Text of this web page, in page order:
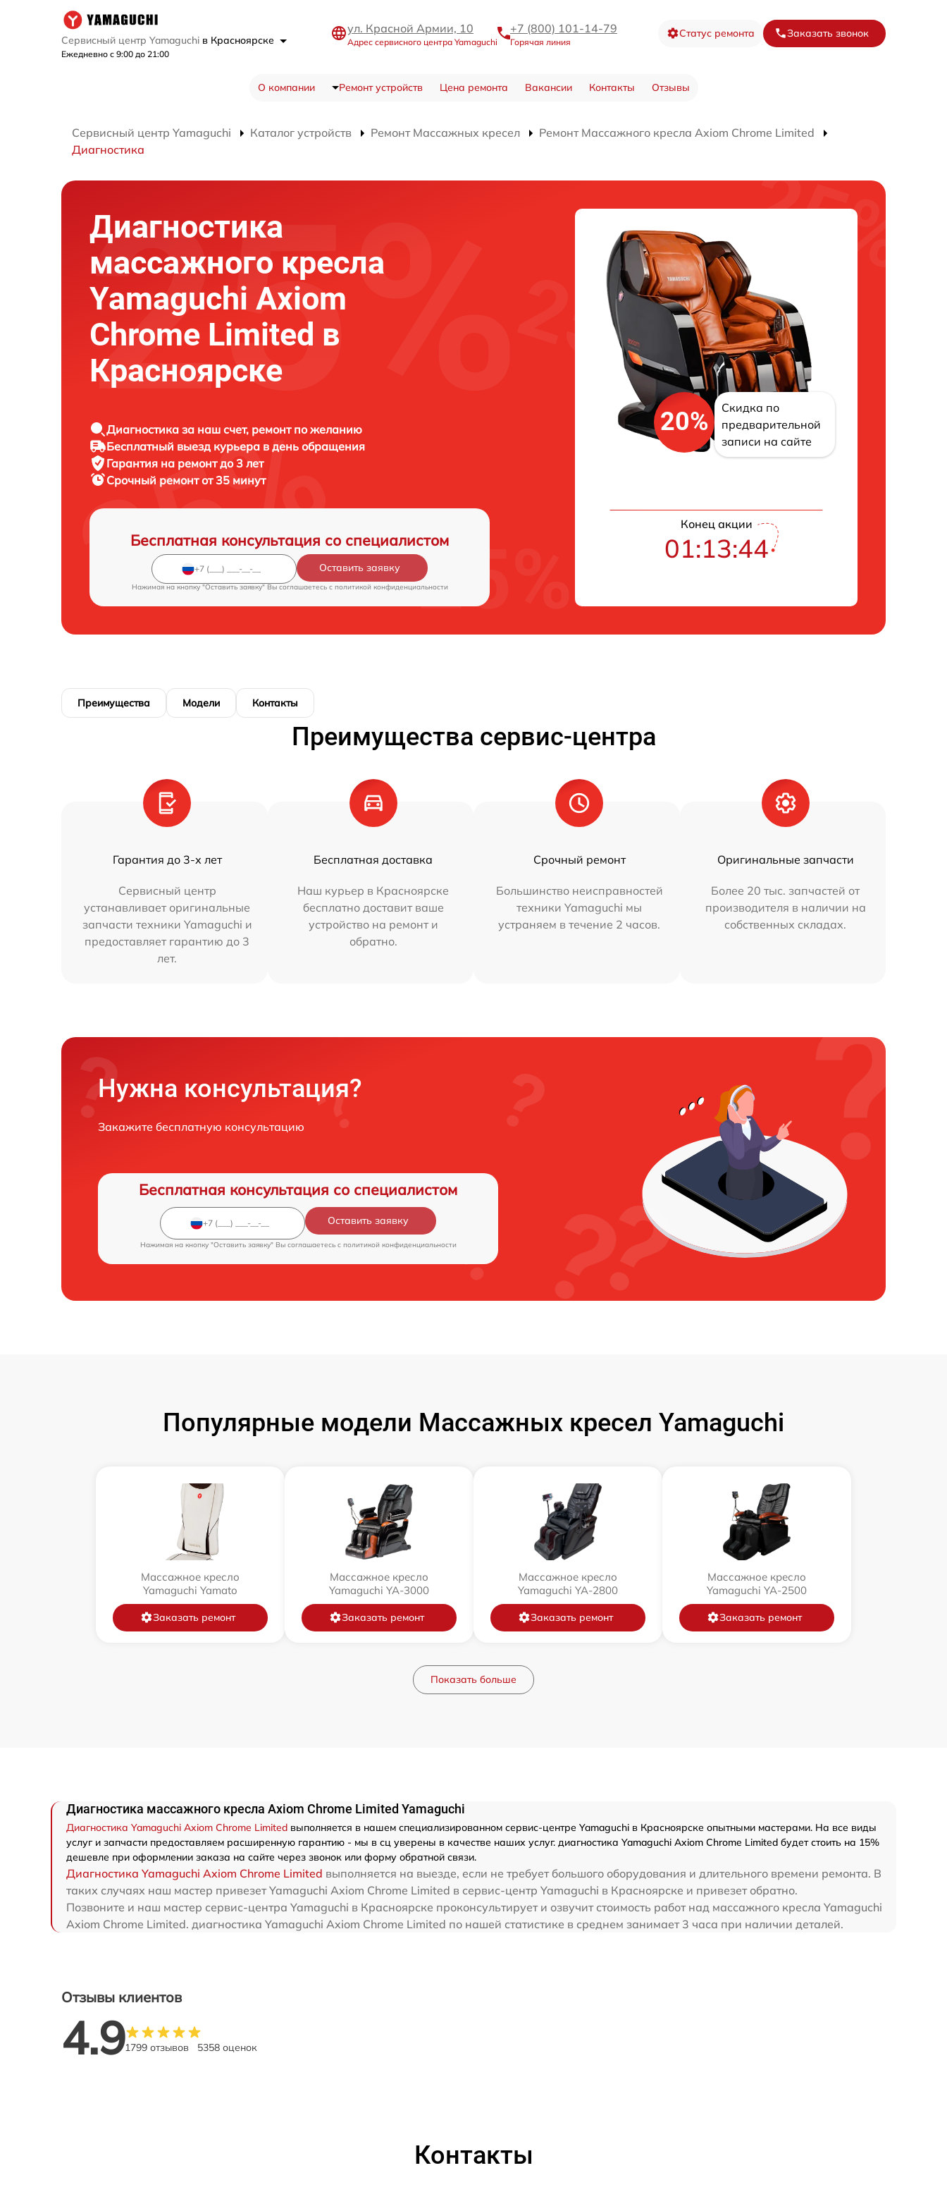
Сервисный центр Yamaguchi в Красноярске
Ежедневно с 9:00 до 21:00
ул. Красной Армии, 10
Адрес сервисного центра Yamaguchi
+7 (800) 101-14-79
Горячая линия
Статус ремонта Заказать звонок
О компании Ремонт устройств Цена ремонта Вакансии Контакты Отзывы
Сервисный центр Yamaguchi Каталог устройств Ремонт Массажных кресел
Ремонт Массажного кресла Axiom Chrome Limited
Диагностика
Диагностика
массажного кресла
Yamaguchi Axiom
Chrome Limited в
Красноярске
Диагностика за наш счет, ремонт по желанию
Бесплатный выезд курьера в день обращения
Гарантия на ремонт до 3 лет
Срочный ремонт от 35 минут
Бесплатная консультация со специалистом
Оставить заявку
Нажимая на кнопку "Оставить заявку" Вы соглашаетесь c политикой конфиденциальности
20%
Скидка по
предварительной
записи на сайте
Конец акции
01:13:43
Преимущества Модели Контакты
Преимущества сервис-центра
Гарантия до 3-х лет
Сервисный центр
устанавливает оригинальные
запчасти техники Yamaguchi и
предоставляет гарантию до 3
лет.
Бесплатная доставка
Наш курьер в Красноярске
бесплатно доставит ваше
устройство на ремонт и
обратно.
Срочный ремонт
Большинство неисправностей
техники Yamaguchi мы
устраняем в течение 2 часов.
Оригинальные запчасти
Более 20 тыс. запчастей от
производителя в наличии на
собственных складах.
Нужна консультация?
Закажите бесплатную консультацию
Бесплатная консультация со специалистом
Оставить заявку
Нажимая на кнопку "Оставить заявку" Вы соглашаетесь c политикой конфиденциальности
Популярные модели Массажных кресел Yamaguchi
Массажное кресло
Yamaguchi Yamato
Заказать ремонт
Массажное кресло
Yamaguchi YA-3000
Заказать ремонт
Массажное кресло
Yamaguchi YA-2800
Заказать ремонт
Массажное кресло
Yamaguchi YA-2500
Заказать ремонт
Показать больше
Диагностика массажного кресла Axiom Chrome Limited Yamaguchi
Диагностика Yamaguchi Axiom Chrome Limited выполняется в нашем специализированном сервис-центре Yamaguchi в Красноярске опытными мастерами. На все виды
услуг и запчасти предоставляем расширенную гарантию - мы в сц уверены в качестве наших услуг. диагностика Yamaguchi Axiom Chrome Limited будет стоить на 15%
дешевле при оформлении заказа на сайте через звонок или форму обратной связи.
Диагностика Yamaguchi Axiom Chrome Limited выполняется на выезде, если не требует большого оборудования и длительного времени ремонта. В
таких случаях наш мастер привезет Yamaguchi Axiom Chrome Limited в сервис-центр Yamaguchi в Красноярске и привезет обратно.
Позвоните и наш мастер сервис-центра Yamaguchi в Красноярске проконсультирует и озвучит стоимость работ над массажного кресла Yamaguchi
Axiom Chrome Limited. диагностика Yamaguchi Axiom Chrome Limited по нашей статистике в среднем занимает 3 часа при наличии деталей.
Отзывы клиентов
4.91799 отзывов 5358 оценок
Контакты